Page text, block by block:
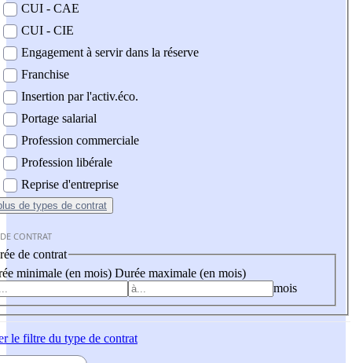
CUI - CAE
CUI - CIE
Engagement à servir dans la réserve
Franchise
Insertion par l'activ.éco.
Portage salarial
Profession commerciale
Profession libérale
Reprise d'entreprise
de types de contrat
CONTRAT
de contrat
minimale (en mois) Durée maximale (en mois)
mois
le filtre du type de contrat